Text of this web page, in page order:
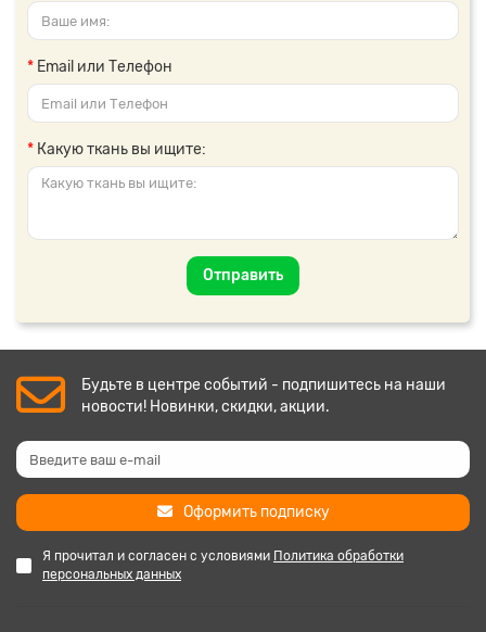
Email или Телефон
Какую ткань вы ищите:
Отправить
Будьте в центре событий - подпишитесь на наши
новости! Новинки, скидки, акции.
Оформить подписку
Я прочитал и согласен с условиями Политика обработки
персональных данных